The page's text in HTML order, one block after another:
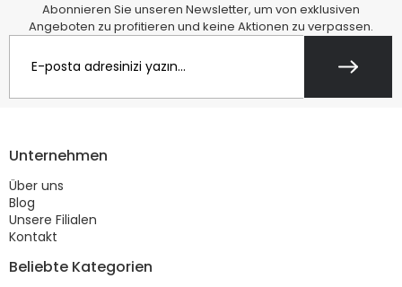
Abonnieren Sie unseren Newsletter, um von exklusiven
Angeboten zu profitieren und keine Aktionen zu verpassen.
Unternehmen
Über uns
Blog
Unsere Filialen
Kontakt
Beliebte Kategorien